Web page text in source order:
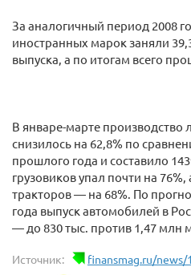
За аналогичный период 2008
иностранных марок заняли
выпуска, а по итогам всего
В январе-марте
снизилось на 62,8% по
прошлого года и составило
грузовиков упал почти на
тракторов — на 68%. По
года выпуск автомобилей в
— до 830 тыс. против 1,47 млн
Источник: finansmag.ru/news/